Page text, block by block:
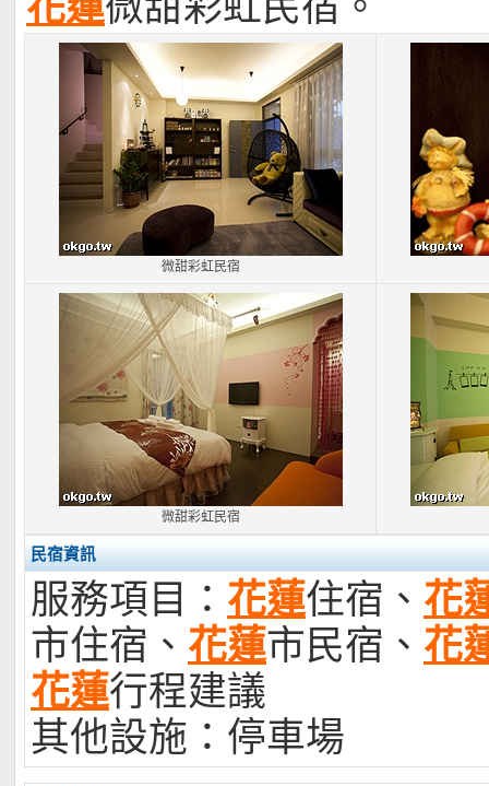
微甜彩虹民宿
微甜彩虹民宿
民宿資訊
服務項目： 花蓮住宿、 花
市住宿、 花蓮市民宿、 花
花蓮行程建議
其他設施：停車場